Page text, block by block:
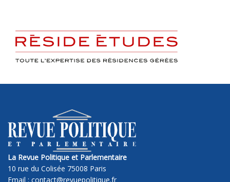
La Revue Politique et Parlementaire
10 rue du Colisée 75008 Paris
Email : contact@revuepolitique.fr